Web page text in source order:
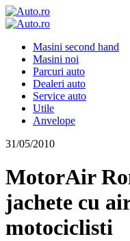
Masini second hand
Masini noi
Parcuri auto
Dealeri auto
Service auto
Utile
Anvelope
31/05/2010
MotorAir
jachete cu
motociclisti